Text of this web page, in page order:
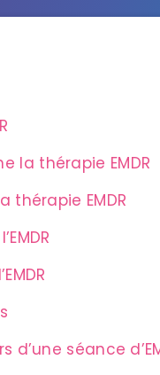
la thérapie EMDR
thérapie EMDR
d’une séance